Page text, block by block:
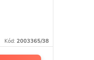
Kód: 2003365/38